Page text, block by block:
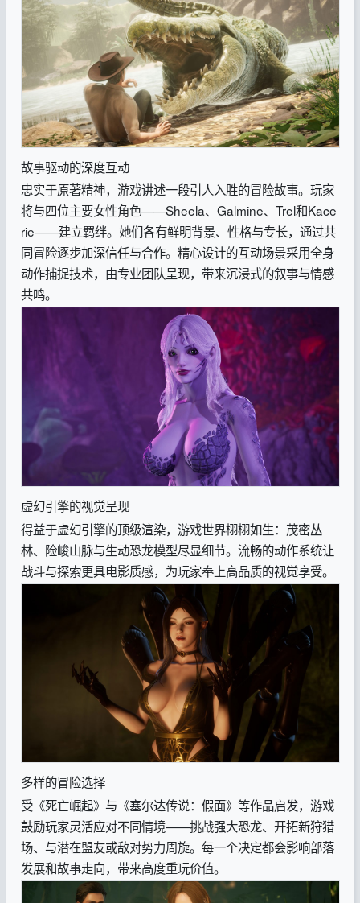
故事驱动的深度互动
忠实于原著精神，游戏讲述一段引人入胜的冒险故事。玩家
将与四位主要女性角色——Sheela、Galmine、Trel和Kace
rie——建立羁绊。她们各有鲜明背景、性格与专长，通过共
同冒险逐步加深信任与合作。精心设计的互动场景采用全身
动作捕捉技术，由专业团队呈现，带来沉浸式的叙事与情感
共鸣。
虚幻引擎的视觉呈现
得益于虚幻引擎的顶级渲染，游戏世界栩栩如生：茂密丛
林、险峻山脉与生动恐龙模型尽显细节。流畅的动作系统让
战斗与探索更具电影质感，为玩家奉上高品质的视觉享受。
多样的冒险选择
受《死亡崛起》与《塞尔达传说：假面》等作品启发，游戏
鼓励玩家灵活应对不同情境——挑战强大恐龙、开拓新狩猎
场、与潜在盟友或敌对势力周旋。每一个决定都会影响部落
发展和故事走向，带来高度重玩价值。